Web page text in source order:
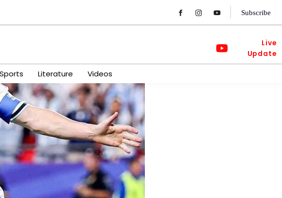
Subscribe
Live
Update
Sports Literature Videos